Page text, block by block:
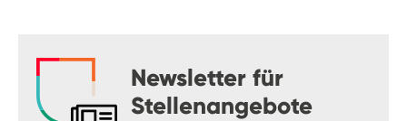
Newsletter für
Stellenangebote